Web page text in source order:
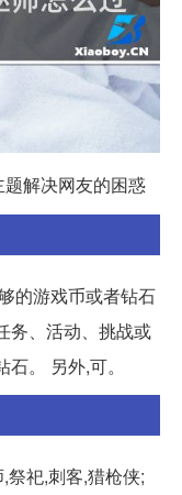
题解决网友的困惑
的游戏币或者钻石
务、活动、挑战或
。 另外,可。
祭祀,刺客,猎枪侠;